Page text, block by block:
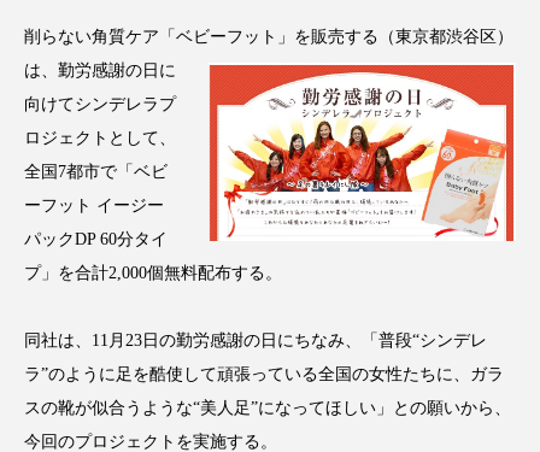
BeautyTech ChatGPT
Gemini Instagram SaaS SNS
TikTok アスタキサンチン
アスレジャーコスメ
インタビュー インナービューティー 冷え
インナービューティーアワード2025受賞商品
削らない角質ケア「ベビーフット」を販売する （東京都渋谷区）
は、勤労感謝の日に
向けてシンデレラプ
ロジェクトとして、
全国7都市で「ベビ
ーフット イージー
パックDP 60分タイ
プ」を合計2,000個無料配布する。
同社は、11月23日の勤労感謝の日にちなみ、「普段“シンデレ
ラ”のように足を酷使して頑張っている全国の女性たちに、ガラ
スの靴が似合うような“美人足”になってほしい」との願いから、
今回のプロジェクトを実施する。